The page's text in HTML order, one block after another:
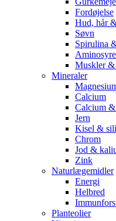
Fordøjelse
Hud, hår
Søvn
Spirulina
Aminosyre
Muskler &
Mineraler
Calcium
Calcium
Jern
Kisel &
Chrom
Jod &
Zink
Naturlægemidler
Energi
Helbred
Planteolier